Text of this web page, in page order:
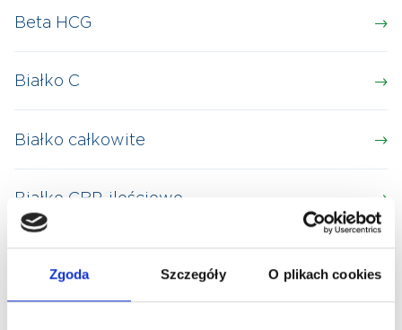
Zgoda Szczegóły O plikach cookies
Beta HCG
Białko C
Białko całkowite
Białko CRP-ilościowo
proteinogram)